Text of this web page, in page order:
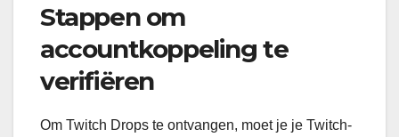
Stappen om
accountkoppeling te
verifiëren
Om Twitch Drops te ontvangen, moet je je Twitch-